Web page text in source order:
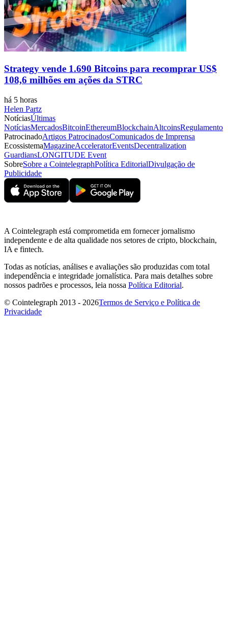
Strategy vende 1.690 Bitcoins para recomprar US$
108,6 milhões em ações da STRC
há 5 horas
Helen Partz
NotíciasÚltimas
NotíciasMercadosBitcoinEthereumBlockchainAltcoinsRegulamento
PatrocinadoArtigos PatrocinadosComunicados de Imprensa
EcossistemaMagazineAcceleratorEventsDecentralization
GuardiansLONGITUDE Event
SobreSobre a CointelegraphPolítica EditorialDivulgação de
Publicidade
A Cointelegraph está comprometida em fornecer jornalismo
independente e de alta qualidade nos setores de cripto, blockchain,
IA e fintech.
Todas as notícias, análises e avaliações são produzidas com total
independência e integridade jornalística. Para mais detalhes sobre
nossos padrões e processos, leia nossa Política Editorial.
© Cointelegraph 2013 - 2026Termos de Serviço e Política de
Privacidade